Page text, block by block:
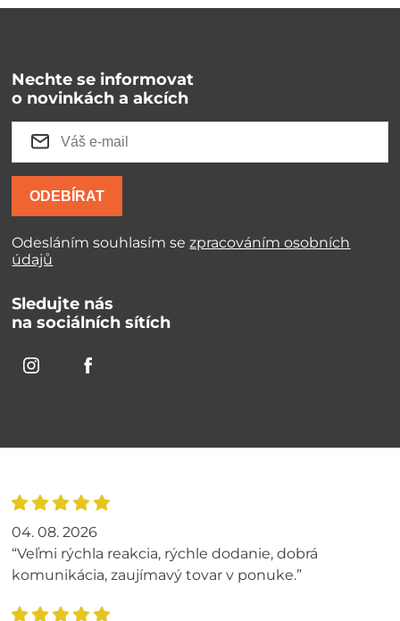
Nechte se informovat
o novinkách a akcích
ODEBÍRAT
Odesláním souhlasím sezpracováním osobních
údajů
Sledujte nás
na sociálních sítích
04. 08. 2026
“Veľmi rýchla reakcia, rýchle dodanie, dobrá
komunikácia, zaujímavý tovar v ponuke.”